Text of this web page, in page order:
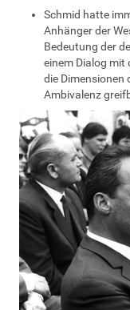
Schmid hatte
Anhänger der
Bedeutung der
einem Dialog mit
die Dimensionen
Ambivalenz